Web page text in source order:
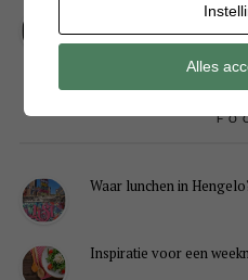
Sneeuwpopkrans
Waar lunchen in
Inspiratie voor een
Alles